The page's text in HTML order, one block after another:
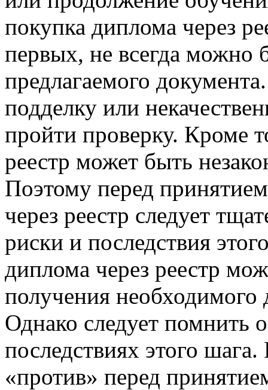
покупка диплома через
первых, не всегда можно
предлагаемого
подделку или
пройти проверку. Кроме
реестр может быть
Поэтому перед
через реестр следует
риски и последствия
диплома через реестр
получения необходимого
Однако следует помнить
последствиях этого
«против» перед